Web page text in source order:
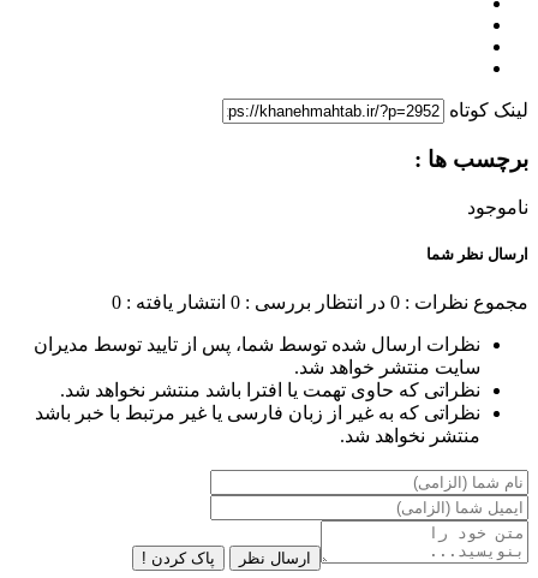
لینک کوتاه
برچسب ها :
ناموجود
ارسال نظر شما
مجموع نظرات : 0 در انتظار بررسی : 0 انتشار یافته : 0
نظرات ارسال شده توسط شما، پس از تایید توسط مدیران
سایت منتشر خواهد شد.
نظراتی که حاوی تهمت یا افترا باشد منتشر نخواهد شد.
نظراتی که به غیر از زبان فارسی یا غیر مرتبط با خبر باشد
منتشر نخواهد شد.
ارسال نظر پاک کردن !